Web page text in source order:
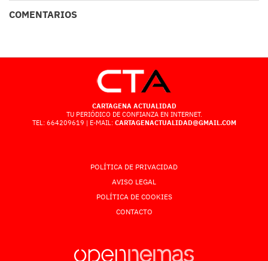
COMENTARIOS
CARTAGENA ACTUALIDAD
TU PERIÓDICO DE CONFIANZA EN INTERNET.
TEL: 664209619 | E-MAIL: CARTAGENACTUALIDAD@GMAIL.COM
POLÍTICA DE PRIVACIDAD
AVISO LEGAL
POLÍTICA DE COOKIES
CONTACTO